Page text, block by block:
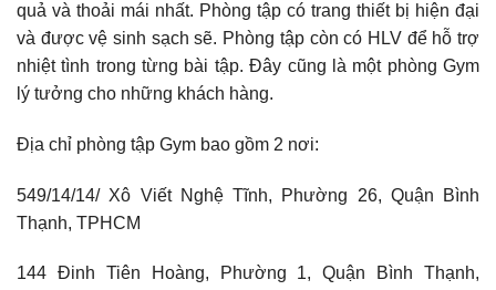
quả và thoải mái nhất. Phòng tập có trang thiết bị hiện đại
và được vệ sinh sạch sẽ. Phòng tập còn có HLV để hỗ trợ
nhiệt tình trong từng bài tập. Đây cũng là một phòng Gym
lý tưởng cho những khách hàng.
Địa chỉ phòng tập Gym bao gồm 2 nơi:
549/14/14/ Xô Viết Nghệ Tĩnh, Phường 26, Quận Bình
Thạnh, TPHCM
144 Đinh Tiên Hoàng, Phường 1, Quận Bình Thạnh,